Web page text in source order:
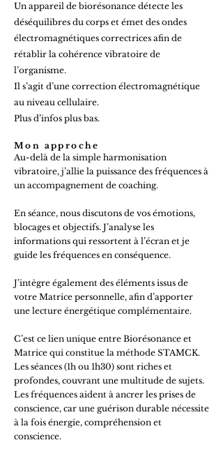
Un appareil de biorésonance détecte les
déséquilibres du corps et émet des ondes
électromagnétiques correctrices afin de
rétablir la cohérence vibratoire de
l’organisme.
Il s’agit d’une correction électromagnétique
au niveau cellulaire.
Plus d’infos plus bas.
Mon approche
Au-delà de la simple harmonisation
vibratoire, j’allie la puissance des fréquences à
un accompagnement de coaching.
En séance, nous discutons de vos émotions,
blocages et objectifs. J’analyse les
informations qui ressortent à l’écran et je
guide les fréquences en conséquence.
J’intègre également des éléments issus de
votre Matrice personnelle, afin d’apporter
une lecture énergétique complémentaire.
C’est ce lien unique entre Biorésonance et
Matrice qui constitue la méthode STAMCK.
Les séances (1h ou 1h30) sont riches et
profondes, couvrant une multitude de sujets.
Les fréquences aident à ancrer les prises de
conscience, car une guérison durable nécessite
à la fois énergie, compréhension et
conscience.